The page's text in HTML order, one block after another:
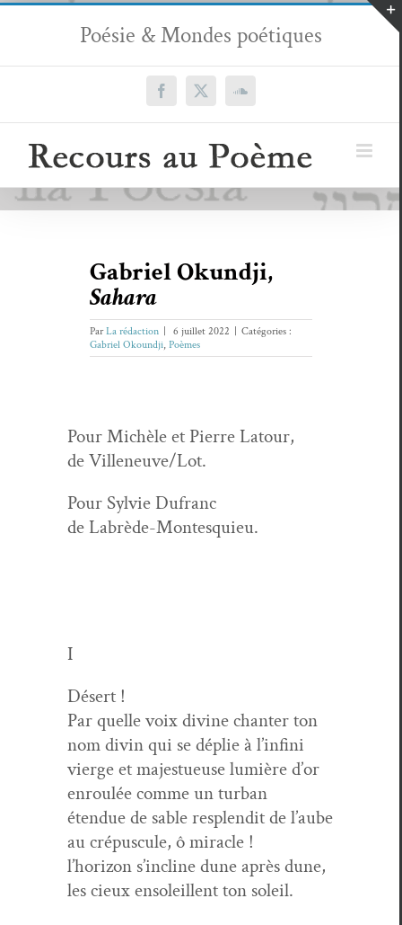
Passer
contenu
Poésie & Mondes poétiques
Facebook
X SoundCloud
Gabriel Okundji,
Sahara
ParLa rédaction 6 juillet 2022
Catégories :
Gabriel Okoundji, Poèmes
Pour Michèle et Pierre Latour,
de Villeneuve/Lot.
Pour Sylvie Dufranc
de Labrède-Montesquieu.
I
Désert !
Par quelle voix divine chanter ton
nom divin qui se déplie à l’infini
vierge et majestueuse lumière d’or
enroulée comme un turban
éten­due de sable resplen­dit de l’aube
au cré­pus­cule, ô miracle !
l’horizon s’incline dune après dune,
les cieux ensoleil­lent ton soleil.